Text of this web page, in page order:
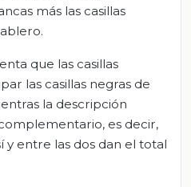
más las casillas
que las casillas
las casillas negras de
la descripción
es decir,
y entre las dos dan el total